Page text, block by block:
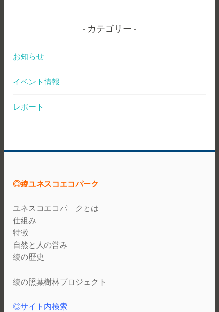
カテゴリー
お知らせ
イベント情報
レポート
◎綾ユネスコエコパーク
ユネスコエコパークとは
仕組み
特徴
自然と人の営み
綾の歴史
綾の照葉樹林プロジェクト
◎サイト内検索